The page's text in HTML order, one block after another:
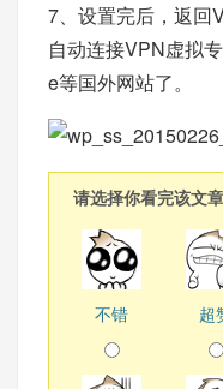
7、设置完后，返回
自动连接VPN虚拟
e等国外网站了。
请选择你看完该文
不错 超